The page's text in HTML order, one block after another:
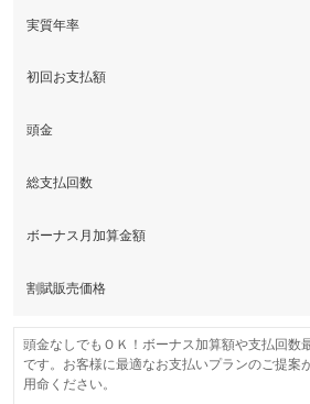
実質年率
初回お支払額
頭金
総支払回数
ボーナス月加算金額
割賦販売価格
頭金なしでもＯＫ！ボーナス加算額や支払回数
です。お客様に最適なお支払いプランのご提案
用命ください。